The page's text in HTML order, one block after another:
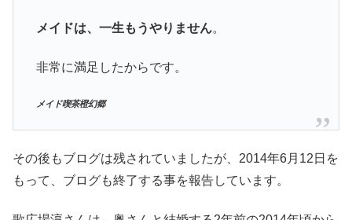
メイドは、一生もうやりません。
非常に満足したからです。
メイド喫茶橙幻郷
その後もブログは残されていましたが、2014年6月12日を
もって、ブログも終了する事を報告しています。